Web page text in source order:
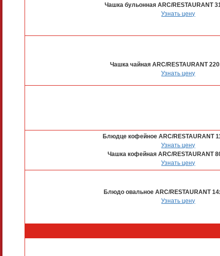
Чашка бульонная ARC/RESTAURANT
Узнать цену
Чашка чайная ARC/RESTAURANT
Узнать цену
Блюдце кофейное ARC/RESTAURANT
Узнать цену
Чашка кофейная ARC/RESTAURANT
Узнать цену
Блюдо овальное ARC/RESTAURANT
Узнать цену